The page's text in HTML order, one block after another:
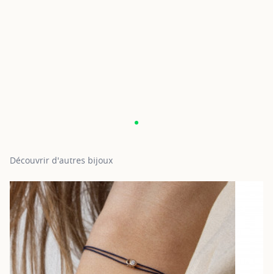
Découvrir d'autres bijoux